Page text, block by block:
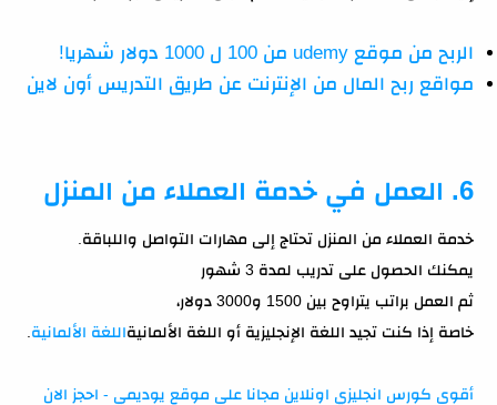
الربح من موقع udemy من 100 ل 1000 دولار شهريا!
مواقع ربح المال من الإنترنت عن طريق التدريس أون لاين
6. العمل في خدمة العملاء من المنزل
خدمة العملاء من المنزل تحتاج إلى مهارات التواصل واللباقة.
يمكنك الحصول على تدريب لمدة 3 شهور
ثم العمل براتب يتراوح بين 1500 و3000 دولار،
خاصة إذا كنت تجيد اللغة الإنجليزية أو اللغة الألمانيةاللغة الألمانية
أقوى كورس انجليزي اونلاين مجانا على موقع يوديمي - احجز الان